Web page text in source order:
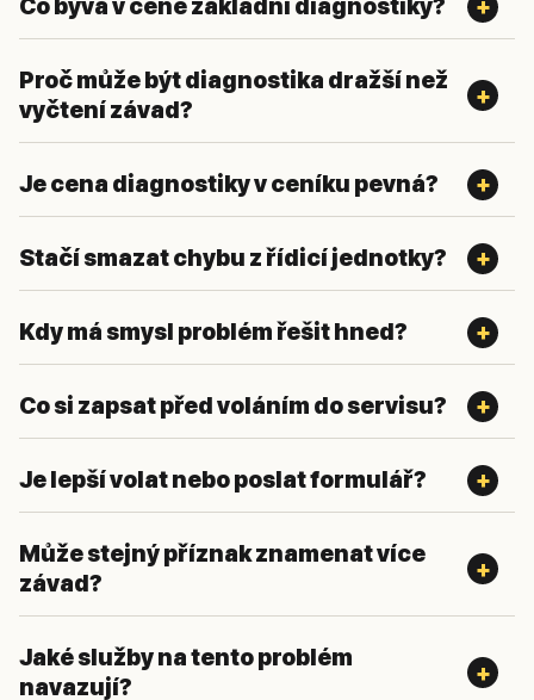
Co bývá v ceně základní diagnostiky?
Proč může být diagnostika dražší než
vyčtení závad?
Je cena diagnostiky v ceníku pevná?
Stačí smazat chybu z řídicí jednotky?
Kdy má smysl problém řešit hned?
Co si zapsat před voláním do servisu?
Je lepší volat nebo poslat formulář?
Může stejný příznak znamenat více
závad?
Jaké služby na tento problém
navazují?